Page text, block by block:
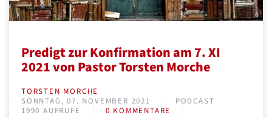
Predigt zur Konfirmation am 7. XI
2021 von Pastor Torsten Morche
TORSTEN MORCHE
SONNTAG, 07. NOVEMBER 2021
PODCAST
1990 AUFRUFE
0 KOMMENTARE